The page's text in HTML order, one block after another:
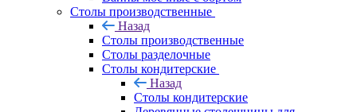
Столы производственные
Назад
Столы производственные
Столы разделочные
Столы кондитерские
Назад
Столы кондитерские